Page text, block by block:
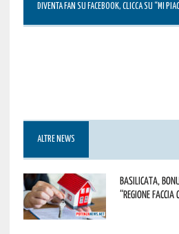
DIVENTA FAN SU FACEBOOK, CLICCA SU “MI
ALTRE NEWS
Basilicata,
“Regione